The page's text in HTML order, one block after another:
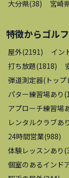
大分県(38) 宮崎
特徴からゴル
屋外(2191) イン
打ち放題(1818)
弾道測定器(トッ
パター練習場あり (
アプローチ練習場
レンタルクラブあり
24時間営業(988)
体験レッスンあり (
個室のあるインド